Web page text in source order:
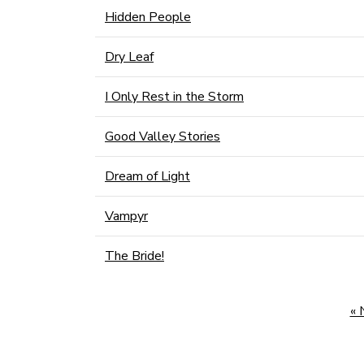
Hidden People
Dry Leaf
I Only Rest in the Storm
Good Valley Stories
Dream of Light
Vampyr
The Bride!
«